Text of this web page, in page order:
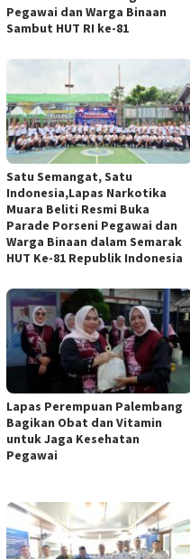
Pegawai dan Warga Binaan
Sambut HUT RI ke-81
Satu Semangat, Satu
Indonesia,Lapas Narkotika
Muara Beliti Resmi Buka
Parade Porseni Pegawai dan
Warga Binaan dalam Semarak
HUT Ke-81 Republik Indonesia
Lapas Perempuan Palembang
Bagikan Obat dan Vitamin
untuk Jaga Kesehatan
Pegawai